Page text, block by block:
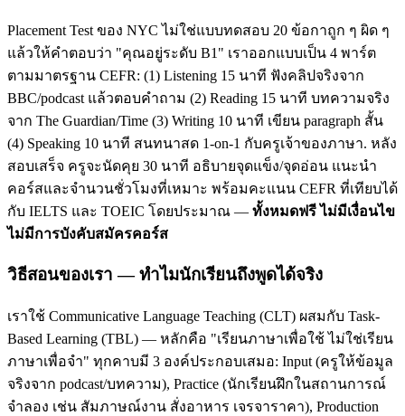
Placement Test ของ NYC ไม่ใช่แบบทดสอบ 20 ข้อกาถูก ๆ ผิด ๆ
แล้วให้คำตอบว่า "คุณอยู่ระดับ B1" เราออกแบบเป็น 4 พาร์ต
ตามมาตรฐาน CEFR: (1) Listening 15 นาที ฟังคลิปจริงจาก
BBC/podcast แล้วตอบคำถาม (2) Reading 15 นาที บทความจริง
จาก The Guardian/Time (3) Writing 10 นาที เขียน paragraph สั้น
(4) Speaking 10 นาที สนทนาสด 1-on-1 กับครูเจ้าของภาษา. หลัง
สอบเสร็จ ครูจะนัดคุย 30 นาที อธิบายจุดแข็ง/จุดอ่อน แนะนำ
คอร์สและจำนวนชั่วโมงที่เหมาะ พร้อมคะแนน CEFR ที่เทียบได้
กับ IELTS และ TOEIC โดยประมาณ — ทั้งหมดฟรี ไม่มีเงื่อนไข
ไม่มีการบังคับสมัครคอร์ส
วิธีสอนของเรา — ทำไมนักเรียนถึงพูดได้จริง
เราใช้ Communicative Language Teaching (CLT) ผสมกับ Task-
Based Learning (TBL) — หลักคือ "เรียนภาษาเพื่อใช้ ไม่ใช่เรียน
ภาษาเพื่อจำ" ทุกคาบมี 3 องค์ประกอบเสมอ: Input (ครูให้ข้อมูล
จริงจาก podcast/บทความ), Practice (นักเรียนฝึกในสถานการณ์
จำลอง เช่น สัมภาษณ์งาน สั่งอาหาร เจรจาราคา), Production